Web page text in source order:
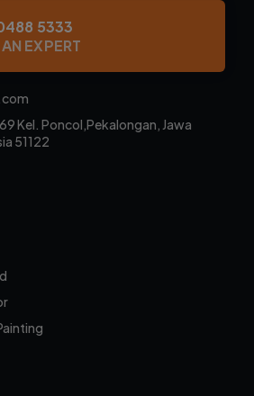
5333
EXPERT
Kel. Poncol,Pekalongan, Jawa
51122